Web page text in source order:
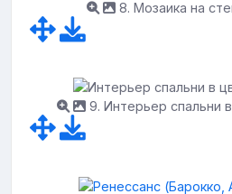
8. Мозаика на
9. Интерьер спальни